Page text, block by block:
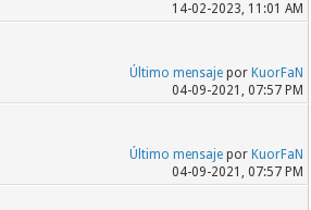
14-02-2023, 11:01 AM
Último mensajepor KuorFaN
04-09-2021, 07:57 PM
Último mensajepor KuorFaN
04-09-2021, 07:57 PM